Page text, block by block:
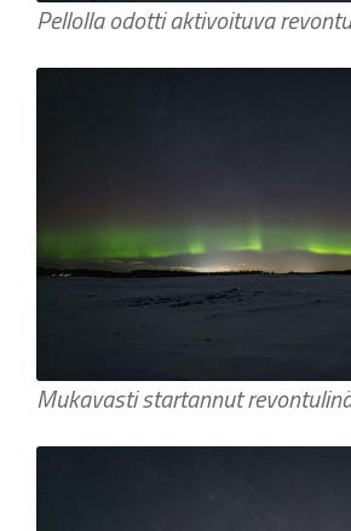
Pellolla odotti aktivoituva
Mukavasti startannut